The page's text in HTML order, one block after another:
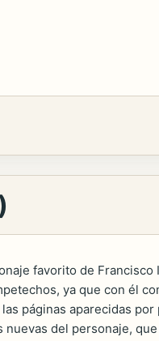
favorito de
ya que con él
páginas aparecidas
del personaje,